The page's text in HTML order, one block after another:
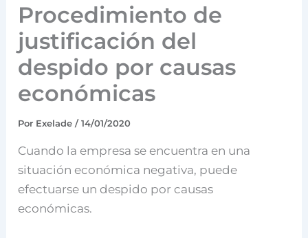
Procedimiento de
justificación del
despido por causas
económicas
Por Exelade/14/01/2020
Cuando la empresa se encuentra en una
situación económica negativa, puede
efectuarse un despido por causas
económicas.